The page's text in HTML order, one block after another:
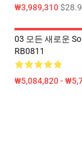
₩3,989,310
03 모든 새로운
RB0811
₩5,084,820 -